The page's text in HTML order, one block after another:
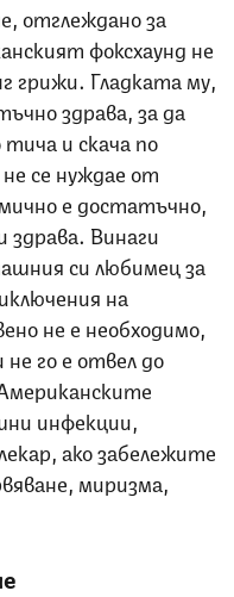
отглеждано за
фоксхаунд не
грижи. Гладката му,
здрава, за да
и скача по
се нуждае от
е достатъчно,
здрава. Винаги
си любимец за
на
не е необходимо,
го е отвел до
инфекции,
ако забележите
миризма,